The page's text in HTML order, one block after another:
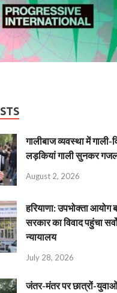
गालीबाज व्‍यवस्‍था में गाली-
लड़कियां गाली सुनकर गजल
August 2, 2026
हरियाणा: उपभोक्ता आयोग
सरकार का विवाद पहुंचा
न्यायालय
July 28, 2026
जंतर-मंतर पर छात्रों-